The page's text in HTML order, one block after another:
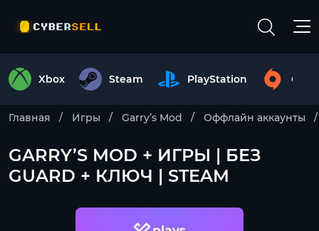
Xbox Steam PlayStation
Главная Игры Garry’s Mod Оффлайн аккаунты
GARRY’S MOD + ИГРЫ | БЕЗ
GUARD + КЛЮЧ | STEAM